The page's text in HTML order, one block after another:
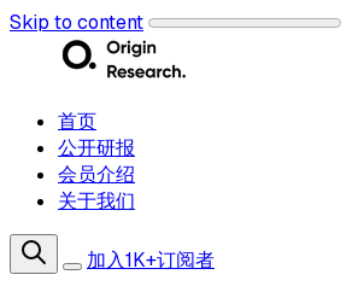
Skip to content
首页
公开研报
会员介绍
关于我们
加入1K+订阅者